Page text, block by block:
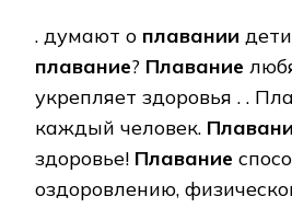
. думают о плавании
плавание? Плавание
укрепляет здоровья . .
каждый человек.
здоровье! Плавание
оздоровлению,